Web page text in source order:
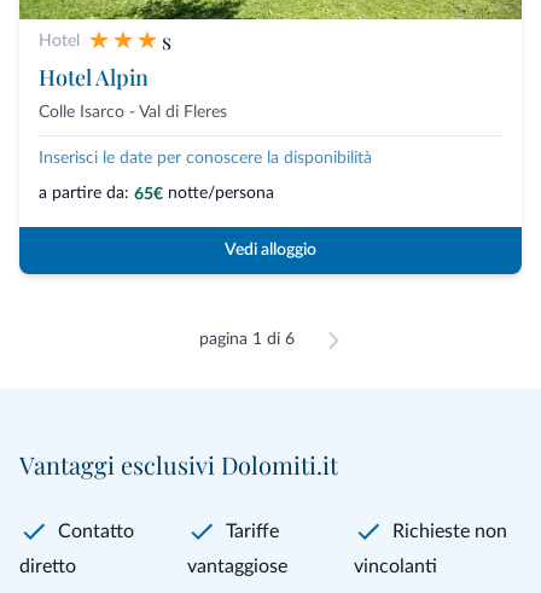
Hotel
s
Hotel Alpin
Colle Isarco - Val di Fleres
Inserisci le date per conoscere la disponibilità
a partire da: 65€ notte/persona
Vedi alloggio
pagina 1 di 6
Vantaggi esclusivi Dolomiti.it
Contatto
diretto
Tariffe
vantaggiose
Richieste non
vincolanti